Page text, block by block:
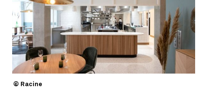
© Racine